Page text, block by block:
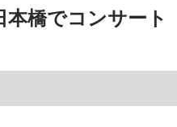
橋でコンサート